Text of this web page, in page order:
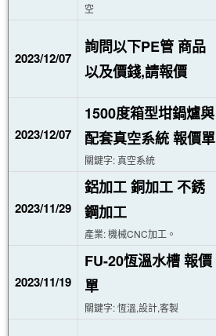
空
2023/12/07
詢問以下PE管 商品
以及價錢,請報價
2023/12/07
1500度箱型坩鍋爐與
配套真空系統 報價單
關鍵字: 真空系統
2023/11/29
鋁加工 銅加工 不銹
鋼加工
產業: 機械CNC加工。
2023/11/19
FU-20恆溫水槽 報價
單
關鍵字: 恆溫,設計,客製